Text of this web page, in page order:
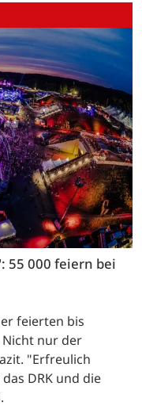
55 000 feiern bei
feierten bis
nur der
"Erfreulich
DRK und die